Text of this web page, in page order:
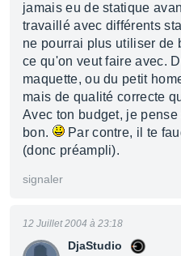
jamais eu de statique
travaillé avec différents
ne pourrai plus utiliser de
ce qu'on veut faire avec.
maquette, ou du petit
mais de qualité correcte
Avec ton budget, je
bon.
Par contre, il te
(donc préampli).
signaler
DjaStudio
12 Juillet 2004 à 23:18